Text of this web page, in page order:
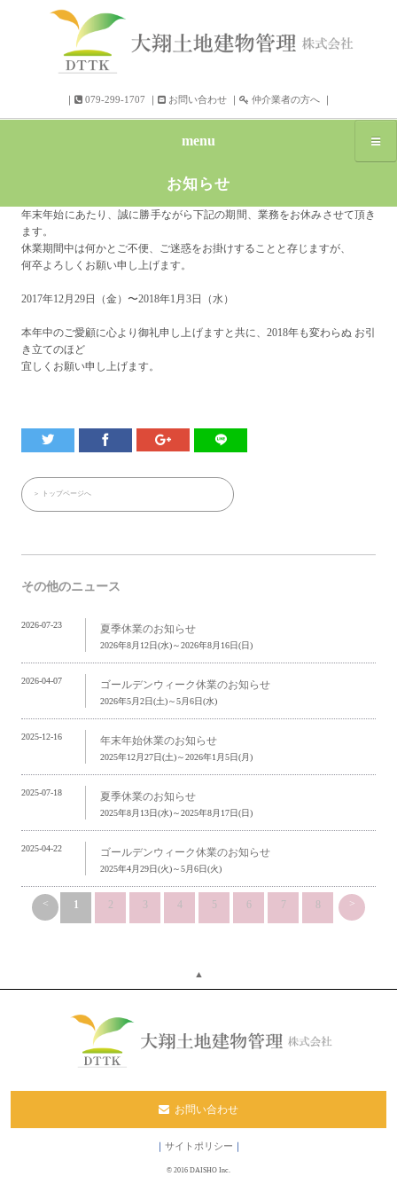
｜ 079-299-1707 ｜ お問い合わせ ｜ 仲介業者の方へ ｜
menu
お知らせ
年末年始にあたり、誠に勝手ながら下記の期間、業務をお休みさせて頂き
ます。
休業期間中は何かとご不便、ご迷惑をお掛けすることと存じますが、
何卒よろしくお願い申し上げます。
2017年12月29日（金）〜2018年1月3日（水）
本年中のご愛顧に心より御礼申し上げますと共に、2018年も変わらぬ お引
き立てのほど
宜しくお願い申し上げます。
＞ トップページへ
その他のニュース
2026-07-23 夏季休業のお知らせ
2026年8月12日(水)～2026年8月16日(日)
2026-04-07 ゴールデンウィーク休業のお知らせ
2026年5月2日(土)～5月6日(水)
2025-12-16 年末年始休業のお知らせ
2025年12月27日(土)～2026年1月5日(月)
2025-07-18 夏季休業のお知らせ
2025年8月13日(水)～2025年8月17日(日)
2025-04-22 ゴールデンウィーク休業のお知らせ
2025年4月29日(火)～5月6日(火)
< 1 2 3 4 5 6 7 8 >
▲
お問い合わせ
サイトポリシー
© 2016 DAISHO Inc.